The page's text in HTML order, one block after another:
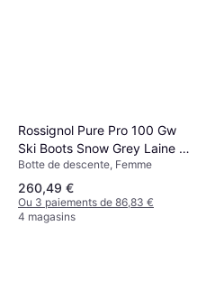
Rossignol Pure Pro 100 Gw
Ski Boots Snow Grey Laine -
Noir
Botte de descente, Femme
260,49 €
Ou 3 paiements de 86,83 €
4 magasins